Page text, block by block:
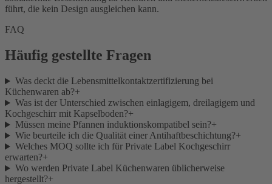
führt, die kein Design ausgleichen kann.
FAQ
Häufig gestellte Fragen
Was deckt die Lebensmittelkontaktzertifizierung bei
Küchenwaren ab?+
Was ist der Unterschied zwischen einlagigem, dreilagigem und
Kochgeschirr mit Kapselboden?+
Müssen meine Pfannen induktionskompatibel sein?+
Wie beurteile ich die Qualität einer Antihaftbeschichtung?+
Welches MOQ sollte ich für Private Label Kochgeschirr
erwarten?+
Wo werden Private Label Küchenwaren üblicherweise
hergestellt?+